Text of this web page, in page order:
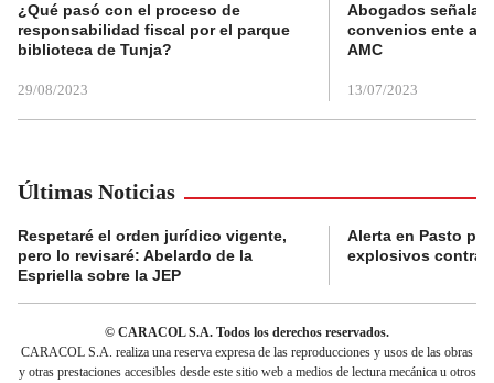
¿Qué pasó con el proceso de
responsabilidad fiscal por el parque
biblioteca de Tunja?
29/08/2023
Abogados
convenios ente
AMC
13/07/2023
Últimas Noticias
Respetaré el orden jurídico vigente,
pero lo revisaré: Abelardo de la
Espriella sobre la JEP
Alerta en Pasto
explosivos contra
© CARACOL S.A. Todos los derechos reservados.
CARACOL S.A. realiza una reserva expresa de las reproducciones y usos de las obras
y otras prestaciones accesibles desde este sitio web a medios de lectura mecánica u otros